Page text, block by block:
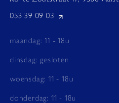
053 39 09 03
maandag: 11 - 18u
dinsdag: gesloten
woensdag: 11 - 18u
donderdag: 11 - 18u